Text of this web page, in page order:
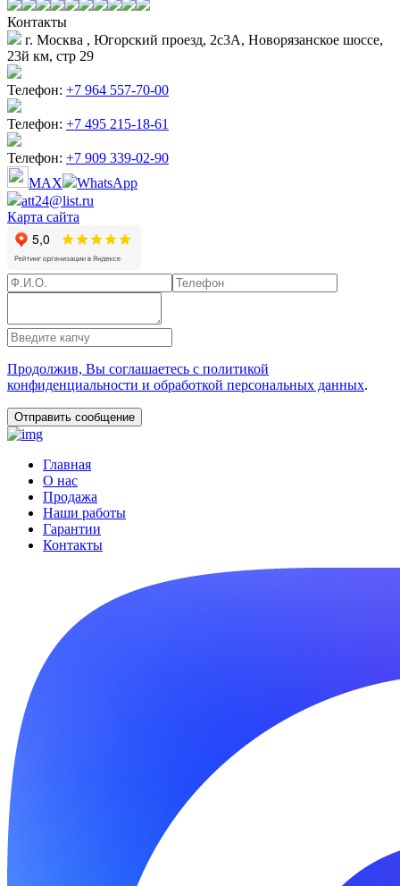
Контакты
г. Москва , Югорский проезд, 2с3А, Новорязанское шоссе,
23й км, стр 29
Телефон: +7 964 557-70-00
Телефон: +7 495 215-18-61
Телефон: +7 909 339-02-90
MAX
WhatsApp
att24@list.ru
Карта сайта
Продолжив, Вы соглашаетесь с политикой
конфиденциальности и обработкой персональных данных.
Главная
О нас
Продажа
Наши работы
Гарантии
Контакты